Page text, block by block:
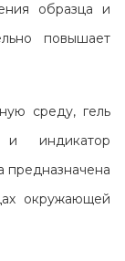
образца и
повышает
среду, гель
индикатор
предназначена
окружающей